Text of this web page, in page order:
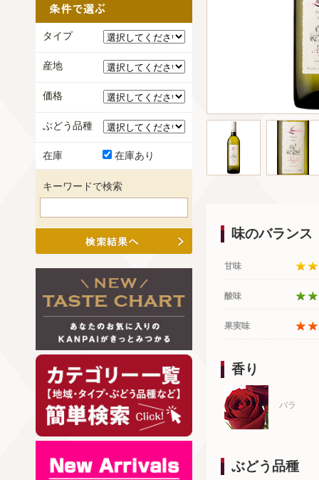
味のバランス
甘味
酸味
果実味
香り
バラ
ぶどう品種
タイプ
産地
価格
ぶどう品種
在庫 在庫あり
キーワードで検索